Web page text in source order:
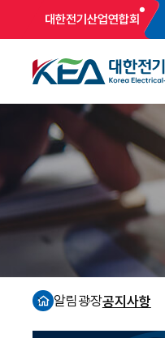
대한전기산업연합회
홈
알림광장공지사항